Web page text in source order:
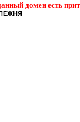
домен есть